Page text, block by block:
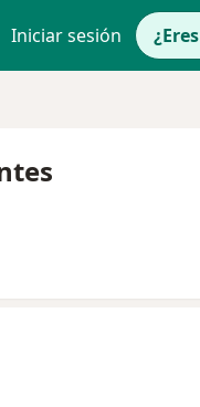
Iniciar sesión